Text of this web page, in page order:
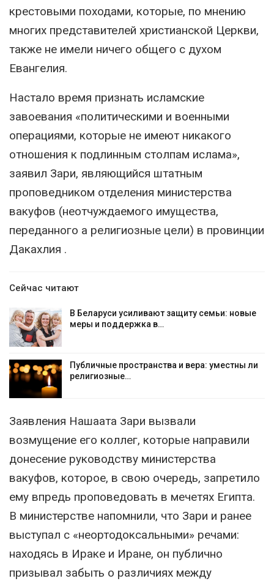
крестовыми походами, которые, по мнению
многих представителей христианской Церкви,
также не имели ничего общего с духом
Евангелия.
Настало время признать исламские
завоевания «политическими и военными
операциями, которые не имеют никакого
отношения к подлинным столпам ислама»,
заявил Зари, являющийся штатным
проповедником отделения министерства
вакуфов (неотчуждаемого имущества,
переданного а религиозные цели) в провинции
Дакахлия .
Сейчас читают
В Беларуси усиливают защиту семьи: новые
меры и поддержка в…
Публичные пространства и вера: уместны ли
религиозные…
Заявления Нашаата Зари вызвали
возмущение его коллег, которые направили
донесение руководству министерства
вакуфов, которое, в свою очередь, запретило
ему впредь проповедовать в мечетях Египта.
В министерстве напомнили, что Зари и ранее
выступал с «неортодоксальными» речами:
находясь в Ираке и Иране, он публично
призывал забыть о различиях между